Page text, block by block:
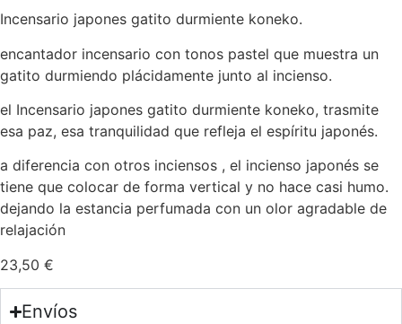
Incensario japones gatito durmiente koneko.
encantador incensario con tonos pastel que muestra un
gatito durmiendo plácidamente junto al incienso.
el Incensario japones gatito durmiente koneko, trasmite
esa paz, esa tranquilidad que refleja el espíritu japonés.
a diferencia con otros inciensos , el incienso japonés se
tiene que colocar de forma vertical y no hace casi humo.
dejando la estancia perfumada con un olor agradable de
relajación
23,50 €
Envíos